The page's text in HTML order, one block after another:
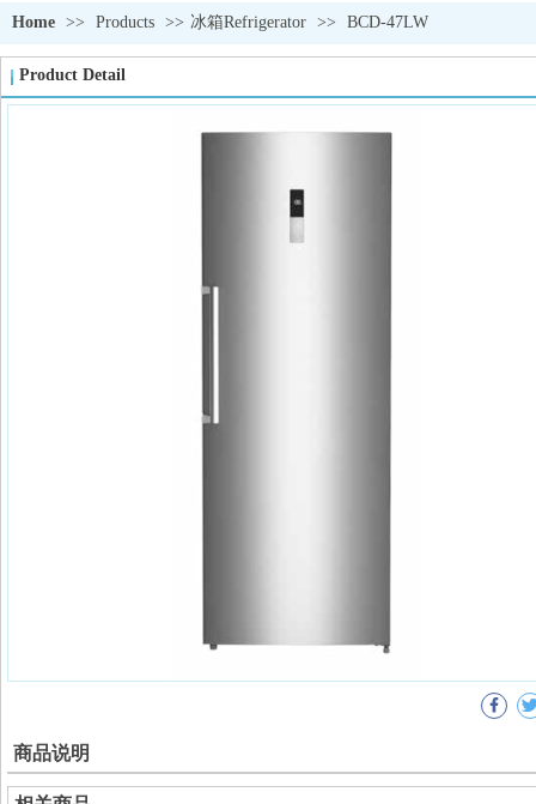
Home >> Products >> 冰箱Refrigerator >> BCD-47LW
Product Detail
商品说明